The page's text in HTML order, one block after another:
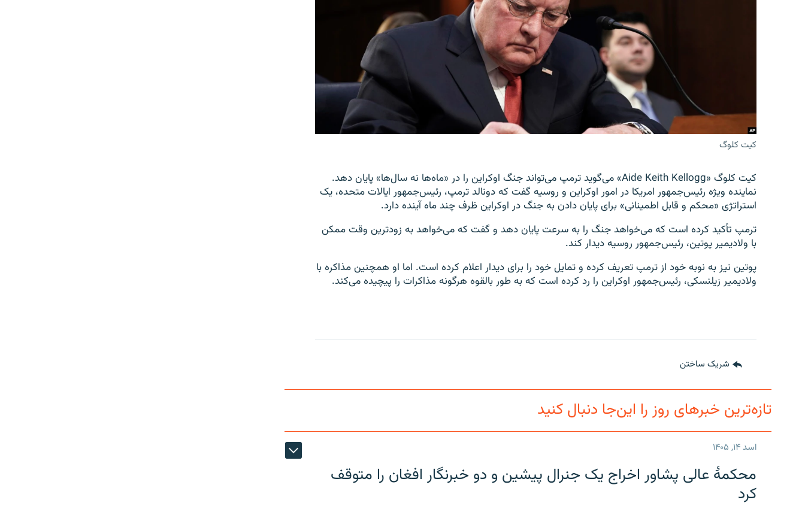
کیت کلوگ
کیت کلوگ «Aide Keith Kellogg» می‌گوید ترمپ می‌تواند جنگ اوکراین را در «ماه‌ها نه سال‌ها» پایان دهد.
نماینده ویژه رئیس‌جمهور امریکا در امور اوکراین و روسیه گفت که دونالد ترمپ، رئیس‌جمهور ایالات متحده، یک
استراتژی «محکم و قابل اطمینانی» برای پایان دادن به جنگ در اوکراین ظرف چند ماه آینده دارد.
ترمپ تأکید کرده است که می‌خواهد جنگ را به سرعت پایان دهد و گفت که می‌خواهد به زودترین وقت ممکن
با ولادیمیر پوتین، رئیس‌جمهور روسیه دیدار کند.
پوتین نیز به نوبه خود از ترمپ تعریف کرده و تمایل خود را برای دیدار اعلام کرده است. اما او همچنین مذاکره با
ولادیمیر زیلنسکی، رئیس‌جمهور اوکراین را رد کرده است که به طور بالقوه هرگونه مذاکرات را پیچیده می‌کند.
شریک ساختن
تازه‌ترین خبرهای روز را این‌جا دنبال کنید
اسد ۱۴, ۱۴۰۵
محکمۀ عالی پشاور اخراج یک جنرال پیشین و دو خبرنگار افغان را متوقف
کرد